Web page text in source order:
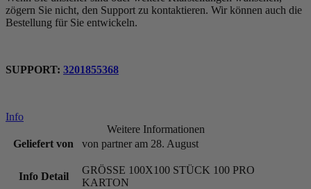
zögern Sie nicht, den Support zu kontaktieren. Wir können auch die
Bestellung für Sie entwickeln.
SUPPORT: 3201855368
Info
Weitere Informationen
Geliefert von
von partner am 28. August
Info Detail
GRÖSSE 100X100 STÜCK 100 PRO
KARTON